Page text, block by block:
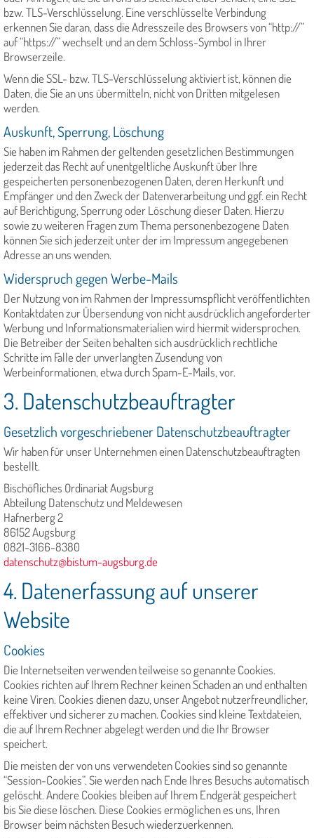
bzw. TLS-Verschlüsselung. Eine verschlüsselte Verbindung
erkennen Sie daran, dass die Adresszeile des Browsers von “http://”
auf “https://” wechselt und an dem Schloss-Symbol in Ihrer
Browserzeile.
Wenn die SSL- bzw. TLS-Verschlüsselung aktiviert ist, können die
Daten, die Sie an uns übermitteln, nicht von Dritten mitgelesen
werden.
Auskunft, Sperrung, Löschung
Sie haben im Rahmen der geltenden gesetzlichen Bestimmungen
jederzeit das Recht auf unentgeltliche Auskunft über Ihre
gespeicherten personenbezogenen Daten, deren Herkunft und
Empfänger und den Zweck der Datenverarbeitung und ggf. ein Recht
auf Berichtigung, Sperrung oder Löschung dieser Daten. Hierzu
sowie zu weiteren Fragen zum Thema personenbezogene Daten
können Sie sich jederzeit unter der im Impressum angegebenen
Adresse an uns wenden.
Widerspruch gegen Werbe-Mails
Der Nutzung von im Rahmen der Impressumspflicht veröffentlichten
Kontaktdaten zur Übersendung von nicht ausdrücklich angeforderter
Werbung und Informationsmaterialien wird hiermit widersprochen.
Die Betreiber der Seiten behalten sich ausdrücklich rechtliche
Schritte im Falle der unverlangten Zusendung von
Werbeinformationen, etwa durch Spam-E-Mails, vor.
3. Datenschutzbeauftragter
Gesetzlich vorgeschriebener Datenschutzbeauftragter
Wir haben für unser Unternehmen einen Datenschutzbeauftragten
bestellt.
Bischöfliches Ordinariat Augsburg
Abteilung Datenschutz und Meldewesen
Hafnerberg 2
86152 Augsburg
0821-3166-8380
datenschutz@bistum-augsburg.de
4. Datenerfassung auf unserer
Website
Cookies
Die Internetseiten verwenden teilweise so genannte Cookies.
Cookies richten auf Ihrem Rechner keinen Schaden an und enthalten
keine Viren. Cookies dienen dazu, unser Angebot nutzerfreundlicher,
effektiver und sicherer zu machen. Cookies sind kleine Textdateien,
die auf Ihrem Rechner abgelegt werden und die Ihr Browser
speichert.
Die meisten der von uns verwendeten Cookies sind so genannte
“Session-Cookies”. Sie werden nach Ende Ihres Besuchs automatisch
gelöscht. Andere Cookies bleiben auf Ihrem Endgerät gespeichert
bis Sie diese löschen. Diese Cookies ermöglichen es uns, Ihren
Browser beim nächsten Besuch wiederzuerkennen.